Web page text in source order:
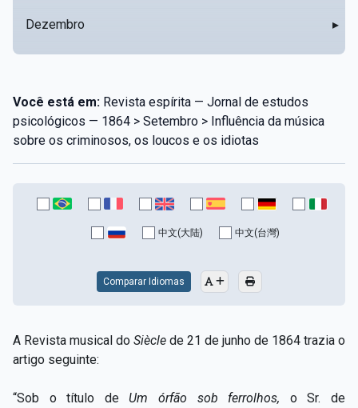
Dezembro ▸
Você está em: Revista espírita — Jornal de estudos
psicológicos — 1864 > Setembro > Influência da música
sobre os criminosos, os loucos e os idiotas
中文(大陆) 中文(台灣)
Comparar Idiomas
A Revista musical do Siècle de 21 de junho de 1864 trazia o
artigo seguinte:
“Sob o título de Um órfão sob ferrolhos, o Sr. de